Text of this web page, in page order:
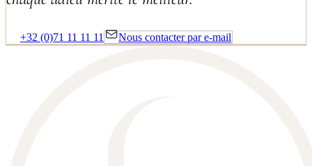
+32 (0)71 11 11 11 Nous contacter par e-mail